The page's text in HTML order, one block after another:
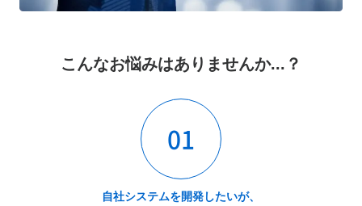
こんなお悩みはありませんか...？
01
自社システムを開発したいが、